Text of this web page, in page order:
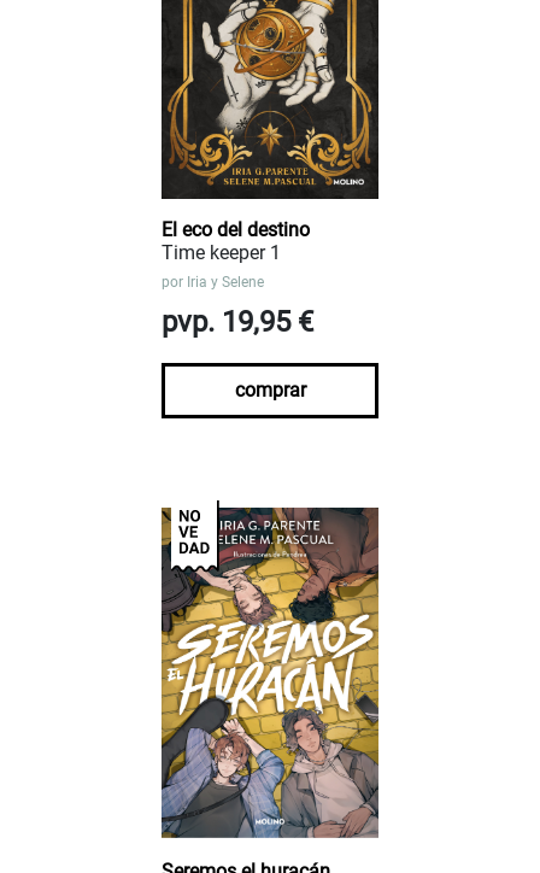
El eco del destino
Time keeper 1
por Iria y Selene
pvp. 19,95 €
comprar